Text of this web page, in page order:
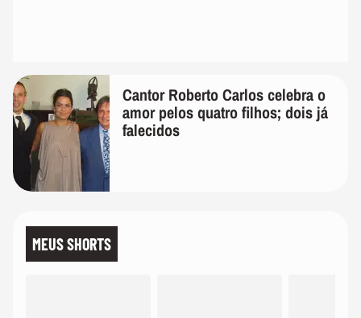
Cantor Roberto Carlos celebra o
amor pelos quatro filhos; dois já
falecidos
MEUS SHORTS